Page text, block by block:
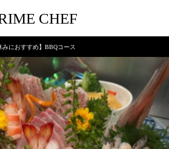
CHEF
みにおすすめ】BBQコース